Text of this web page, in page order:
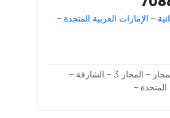
– الإمارات العربية المتحدة –
S108 – المجاز – المجاز 3 – الشارقة –
المتحدة –